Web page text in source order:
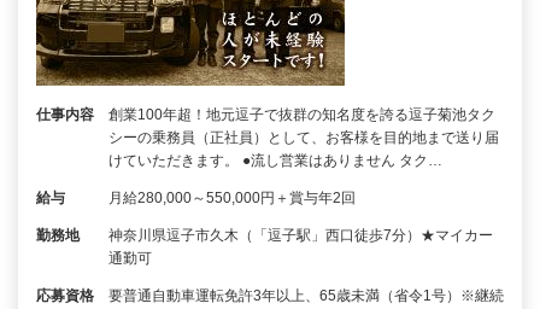
仕事内容
創業100年超！地元逗子で抜群の知名度を誇る逗子菊池タク
シーの乗務員（正社員）として、お客様を目的地まで送り届
けていただきます。 ●流し営業はありません タク…
給与 月給280,000～550,000円＋賞与年2回
勤務地
神奈川県逗子市久木（「逗子駅」西口徒歩7分）★マイカー
通勤可
応募資格
要普通自動車運転免許3年以上、65歳未満（省令1号）※継続